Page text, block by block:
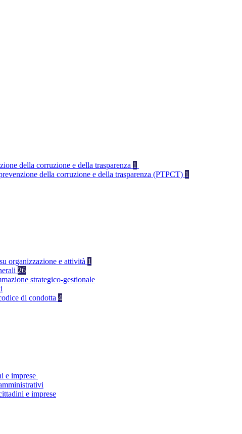
della corruzione e della trasparenza 1
della corruzione e della trasparenza (PTPCT) 1
organizzazione e attività 1
26
strategico-gestionale
di condotta 4
e imprese
e imprese